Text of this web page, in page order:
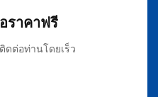
ราคาฟรี
ดต่อท่านโดยเร็ว